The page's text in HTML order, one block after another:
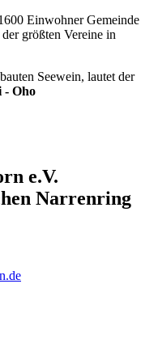
Einwohner Gemeinde
größten Vereine in
Seewein, lautet der
- Oho
e.V.
Narrenring